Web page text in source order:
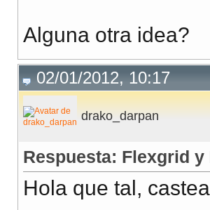
Alguna otra idea?
02/01/2012, 10:17
drako_darpan
Respuesta: Flexgrid
Hola que tal,